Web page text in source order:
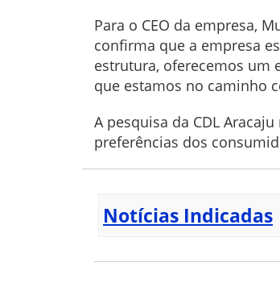
Para o CEO da empresa,
confirma que a empresa
estrutura, oferecemos um
que estamos no caminho
A pesquisa da CDL
preferências dos
Notícias Indicadas